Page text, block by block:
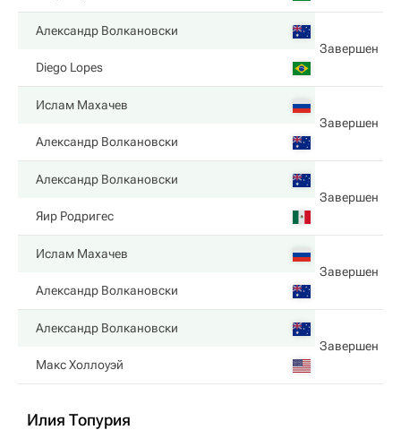
Александр Волкановски
Завершен
Diego Lopes
Ислам Махачев
Завершен
Александр Волкановски
Александр Волкановски
Завершен
Яир Родригес
Ислам Махачев
Завершен
Александр Волкановски
Александр Волкановски
Завершен
Макс Холлоуэй
Илия Топурия